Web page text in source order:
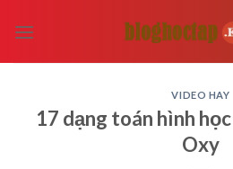
VIDEO HAY
17 dạng toán hình
Oxy